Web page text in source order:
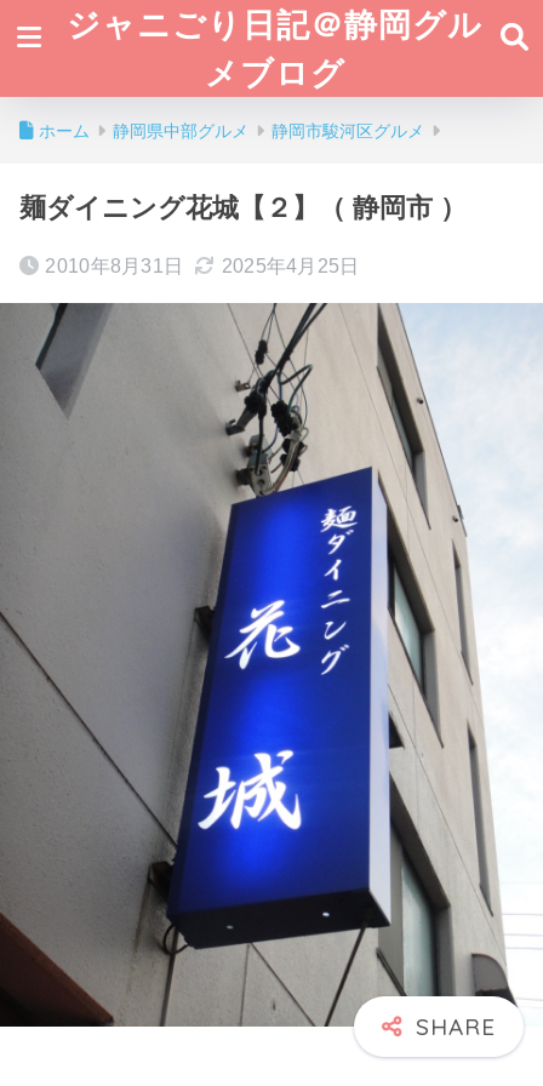
ジャニごり日記＠静岡グル
メブログ
ホーム 静岡県中部グルメ 静岡市駿河区グルメ
麺ダイニング花城【２】（ 静岡市 ）
2010年8月31日 2025年4月25日